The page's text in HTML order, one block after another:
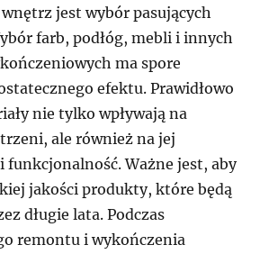
jest wybór pasujących
farb, podłóg, mebli i innych
ma spore
efektu. Prawidłowo
nie tylko wpływają na
ale również na jej
funkcjonalność. Ważne jest, aby
jakości produkty, które będą
długie lata. Podczas
remontu i wykończenia